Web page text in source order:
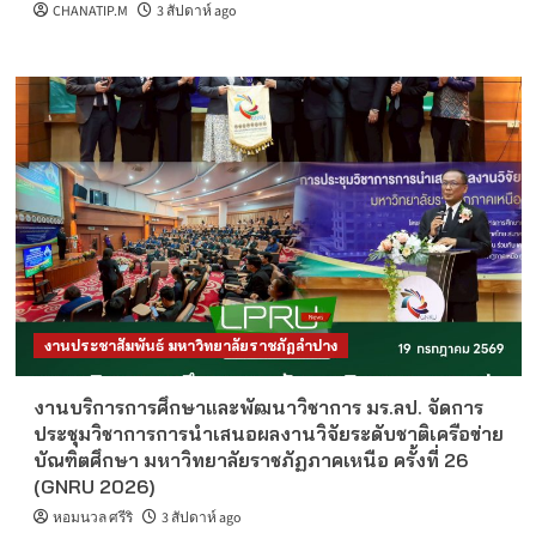
CHANATIP.M 3 สัปดาห์ ago
งานประชาสัมพันธ์ มหาวิทยาลัยราชภัฏลำปาง
งานบริการการศึกษาและพัฒนาวิชาการ มร.ลป. จัดการ
ประชุมวิชาการการนำเสนอผลงานวิจัยระดับชาติเครือข่าย
บัณฑิตศึกษา มหาวิทยาลัยราชภัฏภาคเหนือ ครั้งที่ 26
(GNRU 2026)
หอมนวล ศรีริ 3 สัปดาห์ ago